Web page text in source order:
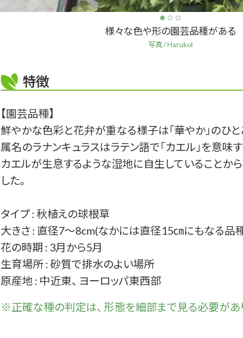
様々な色や形の園芸品種がある
写真 / HarukoI
特徴
【園芸品種】
鮮やかな色彩と花弁が重なる様子は「華やか」のひと
属名のラナンキュラスはラテン語で「カエル」を意味す
カエルが生息するような湿地に自生していることか
した。
タイプ : 秋植えの球根草
大きさ : 直径7～8cm(なかには直径15㎝にもなる品
花の時期 : 3月から5月
生育場所 : 砂質で排水のよい場所
原産地 : 中近東、 ヨーロッパ東西部
※正確な種の判定は、 形態を細部まで見る必要があ